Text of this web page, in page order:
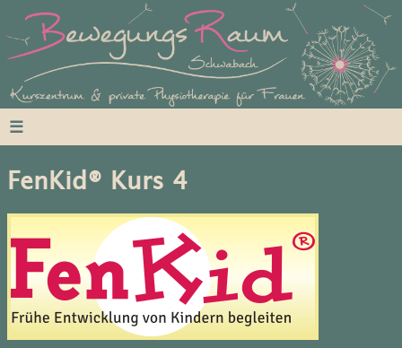
☰
FenKid® Kurs 4